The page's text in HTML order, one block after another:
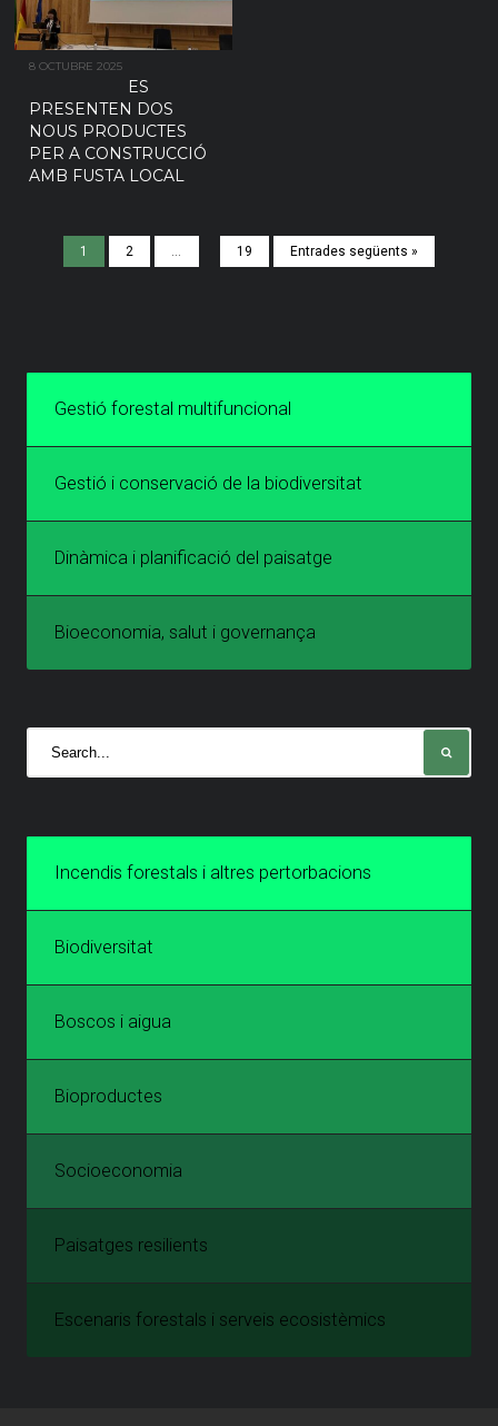
8 OCTUBRE 2025
ES
PRESENTEN DOS
NOUS PRODUCTES
PER A CONSTRUCCIÓ
AMB FUSTA LOCAL
1 2 … 19 Entrades següents »
Gestió forestal multifuncional
Gestió i conservació de la biodiversitat
Dinàmica i planificació del paisatge
Bioeconomia, salut i governança
Incendis forestals i altres pertorbacions
Biodiversitat
Boscos i aigua
Bioproductes
Socioeconomia
Paisatges resilients
Escenaris forestals i serveis ecosistèmics